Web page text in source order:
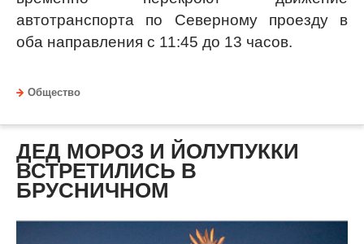
автотранспорта по Северному проезду в
оба направления с 11:45 до 13 часов.
Общество
ДЕД МОРОЗ И ЙОЛУПУККИ
ВСТРЕТИЛИСЬ В
БРУСНИЧНОМ